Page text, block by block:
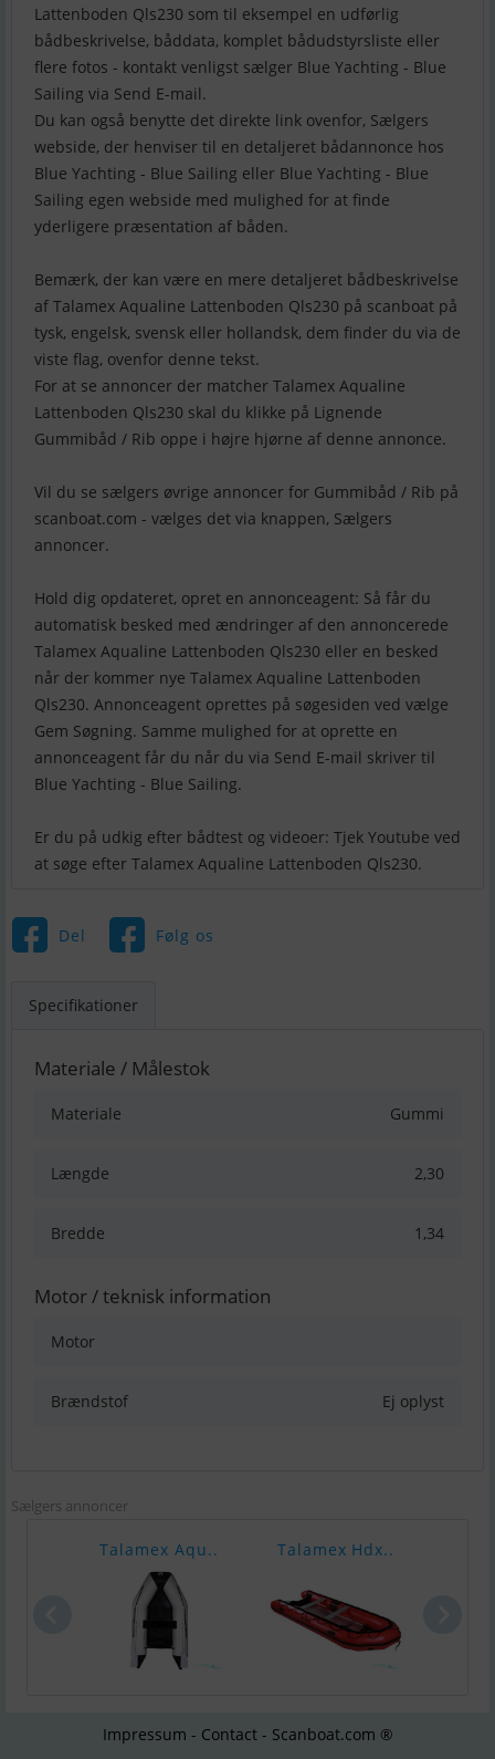
Lattenboden Qls230 som til eksempel en udførlig
bådbeskrivelse, båddata, komplet bådudstyrsliste eller
flere fotos - kontakt venligst sælger Blue Yachting - Blue
Sailing via Send E-mail.
Du kan også benytte det direkte link ovenfor, Sælgers
webside, der henviser til en detaljeret bådannonce hos
Blue Yachting - Blue Sailing eller Blue Yachting - Blue
Sailing egen webside med mulighed for at finde
yderligere præsentation af båden.
Bemærk, der kan være en mere detaljeret bådbeskrivelse
af Talamex Aqualine Lattenboden Qls230 på scanboat på
tysk, engelsk, svensk eller hollandsk, dem finder du via de
viste flag, ovenfor denne tekst.
For at se annoncer der matcher Talamex Aqualine
Lattenboden Qls230 skal du klikke på Lignende
Gummibåd / Rib oppe i højre hjørne af denne annonce.
Vil du se sælgers øvrige annoncer for Gummibåd / Rib på
scanboat.com - vælges det via knappen, Sælgers
annoncer.
Hold dig opdateret, opret en annonceagent: Så får du
automatisk besked med ændringer af den annoncerede
Talamex Aqualine Lattenboden Qls230 eller en besked
når der kommer nye Talamex Aqualine Lattenboden
Qls230. Annonceagent oprettes på søgesiden ved vælge
Gem Søgning. Samme mulighed for at oprette en
annonceagent får du når du via Send E-mail skriver til
Blue Yachting - Blue Sailing.
Er du på udkig efter bådtest og videoer: Tjek Youtube ved
Del Følg os
Specifikationer
Materiale / Målestok
Materiale Gummi
Længde 2,30
Bredde 1,34
Motor / teknisk information
Motor
Brændstof Ej oplyst
Sælgers annoncer
Talamex Aqu.. Talamex Hdx..
Impressum - Contact - Scanboat.com ®